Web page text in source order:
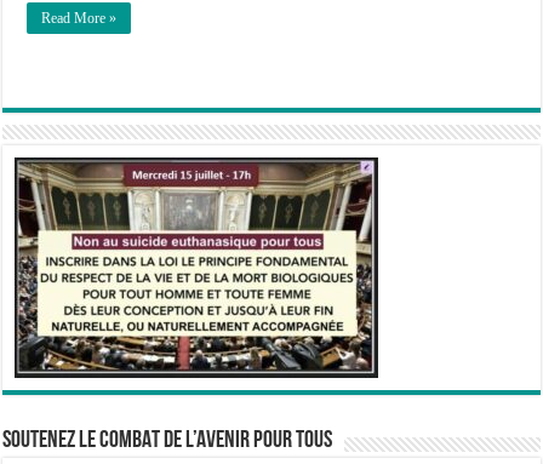
Read More »
SOUTENEZ LE COMBAT DE L’AVenir pour Tous